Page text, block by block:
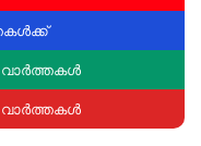
വാർത്തകൾ
വാർത്തകൾ